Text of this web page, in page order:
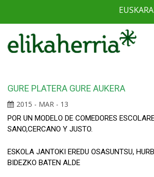
EUSKARA
GURE PLATERA GURE AUKERA
2015 - MAR - 13
POR UN MODELO DE COMEDORES
SANO,CERCANO Y JUSTO.
ESKOLA JANTOKI EREDU OSASUNTSU,
BIDEZKO BATEN ALDE